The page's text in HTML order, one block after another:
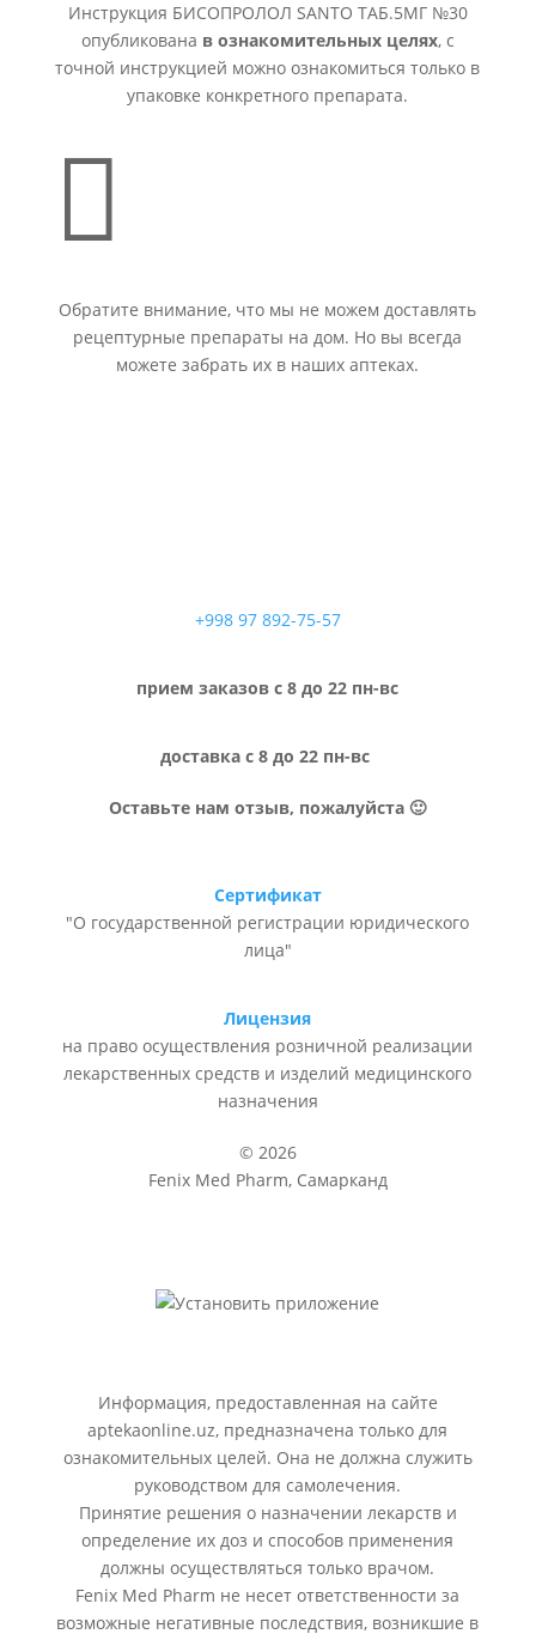
Инструкция БИСОПРОЛОЛ SANTO ТАБ.5МГ №30
опубликована в ознакомительных целях, с
точной инструкцией можно ознакомиться только в
упаковке конкретного препарата.

Обратите внимание, что мы не можем доставлять
рецептурные препараты на дом. Но вы всегда
можете забрать их в наших аптеках.
+998 97 892-75-57
прием заказов с 8 до 22 пн-вс
доставка с 8 до 22 пн-вс
Оставьте нам отзыв, пожалуйста 🙂
Сертификат
"О государственной регистрации юридического
лица"
Лицензия
на право осуществления розничной реализации
лекарственных средств и изделий медицинского
назначения
© 2026
Fenix Med Pharm, Самарканд
Информация, предоставленная на сайте
aptekaonline.uz, предназначена только для
ознакомительных целей. Она не должна служить
руководством для самолечения.
Принятие решения о назначении лекарств и
определение их доз и способов применения
должны осуществляться только врачом.
Fenix Med Pharm не несет ответственности за
возможные негативные последствия, возникшие в